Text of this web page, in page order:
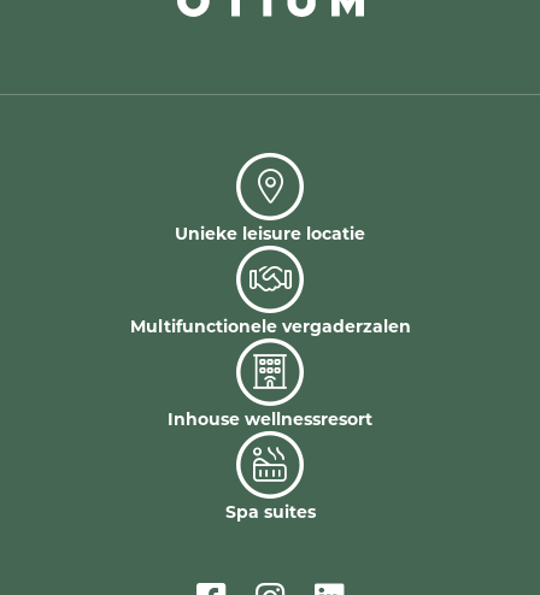
Unieke leisure locatie
Multifunctionele vergaderzalen
Inhouse wellnessresort
Spa suites